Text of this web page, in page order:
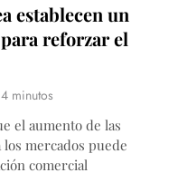
establecen un
reforzar el
4 minutos
el aumento de las
los mercados puede
comercial